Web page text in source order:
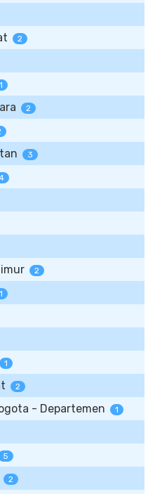
2
2
3
2
1
1
2
- Departemen 1
5
2